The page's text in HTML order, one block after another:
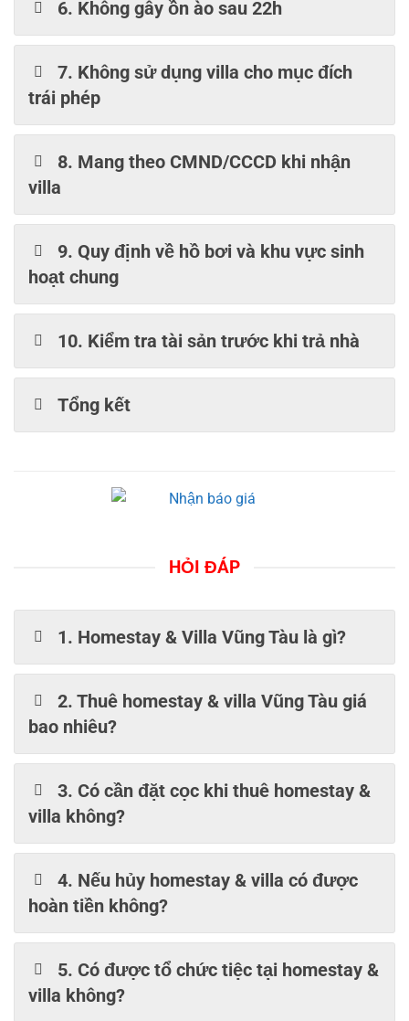
6. Không gây ồn ào sau 22h
7. Không sử dụng villa cho mục đích
trái phép
8. Mang theo CMND/CCCD khi nhận
villa
9. Quy định về hồ bơi và khu vực sinh
hoạt chung
10. Kiểm tra tài sản trước khi trả nhà
Tổng kết
HỎI ĐÁP
1. Homestay & Villa Vũng Tàu là gì?
2. Thuê homestay & villa Vũng Tàu giá
bao nhiêu?
3. Có cần đặt cọc khi thuê homestay &
villa không?
4. Nếu hủy homestay & villa có được
hoàn tiền không?
5. Có được tổ chức tiệc tại homestay &
villa không?